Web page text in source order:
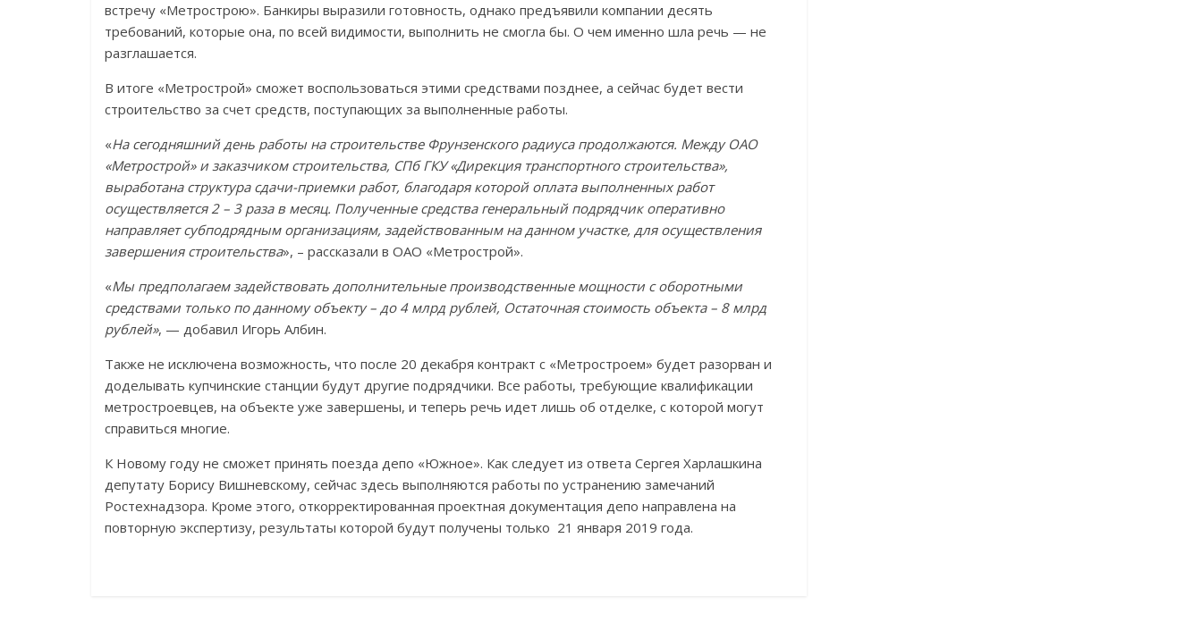
встречу «Метрострою». Банкиры выразили готовность, однако предъявили компании десять
требований, которые она, по всей видимости, выполнить не смогла бы. О чем именно шла речь — не
разглашается.
В итоге «Метрострой» сможет воспользоваться этими средствами позднее, а сейчас будет вести
строительство за счет средств, поступающих за выполненные работы.
«На сегодняшний день работы на строительстве Фрунзенского радиуса продолжаются. Между ОАО
«Метрострой» и заказчиком строительства, СПб ГКУ «Дирекция транспортного строительства»,
выработана структура сдачи-приемки работ, благодаря которой оплата выполненных работ
осуществляется 2 – 3 раза в месяц. Полученные средства генеральный подрядчик оперативно
направляет субподрядным организациям, задействованным на данном участке, для осуществления
завершения строительства», – рассказали в ОАО «Метрострой».
«Мы предполагаем задействовать дополнительные производственные мощности с оборотными
средствами только по данному объекту – до 4 млрд рублей, Остаточная стоимость объекта – 8 млрд
рублей», — добавил Игорь Албин.
Также не исключена возможность, что после 20 декабря контракт с «Метростроем» будет разорван и
доделывать купчинские станции будут другие подрядчики. Все работы, требующие квалификации
метростроевцев, на объекте уже завершены, и теперь речь идет лишь об отделке, с которой могут
справиться многие.
К Новому году не сможет принять поезда депо «Южное». Как следует из ответа Сергея Харлашкина
депутату Борису Вишневскому, сейчас здесь выполняются работы по устранению замечаний
Ростехнадзора. Кроме этого, откорректированная проектная документация депо направлена на
повторную экспертизу, результаты которой будут получены только 21 января 2019 года.